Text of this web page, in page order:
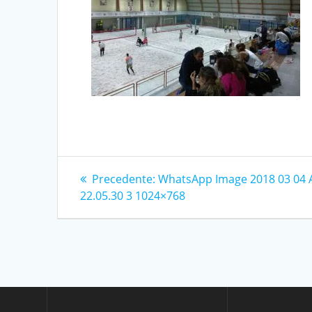
Navigazione
articoli
Precedente: Articolo
precedente:
WhatsApp Image 2018 03 04
22.05.30 3 1024×768